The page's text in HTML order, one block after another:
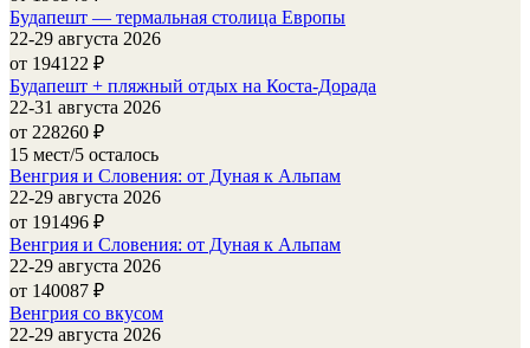
Будапешт — термальная столица Европы
22-29 августа 2026
от 194122 ₽
Будапешт + пляжный отдых на Коста-Дорада
22-31 августа 2026
от 228260 ₽
15 мест/5 осталось
Венгрия и Словения: от Дуная к Альпам
22-29 августа 2026
от 191496 ₽
Венгрия и Словения: от Дуная к Альпам
22-29 августа 2026
от 140087 ₽
Венгрия со вкусом
22-29 августа 2026